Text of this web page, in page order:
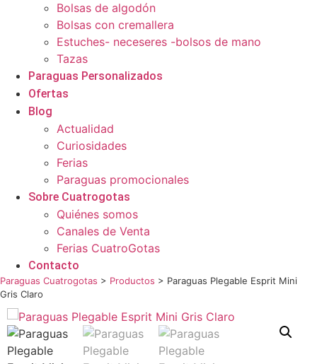
Bolsas de algodón
Bolsas con cremallera
Estuches- neceseres -bolsos de mano
Tazas
Paraguas Personalizados
Ofertas
Blog
Actualidad
Curiosidades
Ferias
Paraguas promocionales
Sobre Cuatrogotas
Quiénes somos
Canales de Venta
Ferias CuatroGotas
Contacto
Paraguas Cuatrogotas > Productos > Paraguas Plegable Esprit Mini
Gris Claro